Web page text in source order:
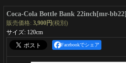
Coca-Cola Bottle Bank 22inch[mr-bb22]
販売価格: 3,900円(税別)
サイズ: 120cm
Facebookでシェア